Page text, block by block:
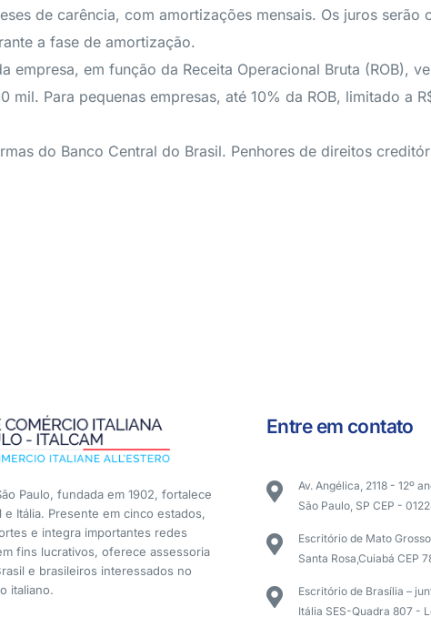
de carência, com amortizações mensais. Os juros serão
a fase de amortização.
em função da Receita Operacional Bruta (ROB),
Para pequenas empresas, até 10% da ROB, limitado a
do Banco Central do Brasil. Penhores de direitos
Paulo, fundada em 1902, fortalece
Itália. Presente em cinco estados,
e integra importantes redes
fins lucrativos, oferece assessoria
e brasileiros interessados no
italiano.
Entre em contato
Av. Angélica, 2118 - 12º
São Paulo, SP CEP -
Escritório de Mato
Santa Rosa,Cuiabá CEP
Escritório de Brasília –
Itália SES-Quadra 807 -